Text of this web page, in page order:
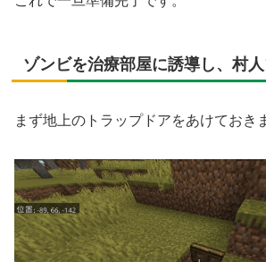
ゾンビを治療部屋に誘導し、村
まず地上のトラップドアをあけておき